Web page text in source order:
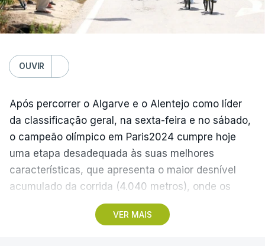
FC Porto – Alverca, 18:00
Gil Vicente - Rio Ave, 20:30
Benfica - Académico de Viseu, 20:30
Santa Clara - Nacional, 19:15 locais (20:15 em
Lisboa)
(Com Lusa)
OUVIR
VER MAIS
Após percorrer o Algarve e o Alentejo como líder
da classificação geral, na sexta-feira e no sábado,
o campeão olímpico em Paris2024 cumpre hoje
uma etapa desadequada às suas melhores
características, que apresenta o maior desnível
acumulado da corrida (4.040 metros), onde os
teóricos candidatos à vitória final devem ser os